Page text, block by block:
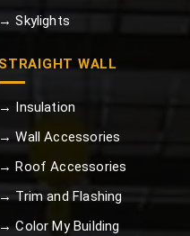
→ Skylights
STRAIGHT WALL
→ Insulation
→ Wall Accessories
→ Roof Accessories
→ Trim and Flashing
→ Color My Building